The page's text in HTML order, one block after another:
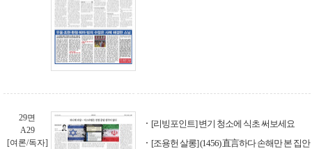
29면
A29
[여론/독자]
[리빙포인트] 변기 청소에 식초 써보세요
[조용헌 살롱] (1456) 直言하다 손해만 본 집안